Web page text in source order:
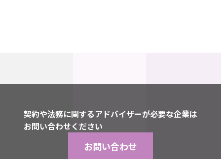
契約や法務に関するアドバイザーが必要な企業は
お問い合わせください
お問い合わせ